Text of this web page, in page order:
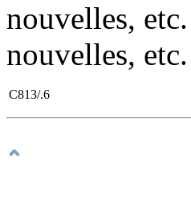
nouvelles,
nouvelles,
C813/.6